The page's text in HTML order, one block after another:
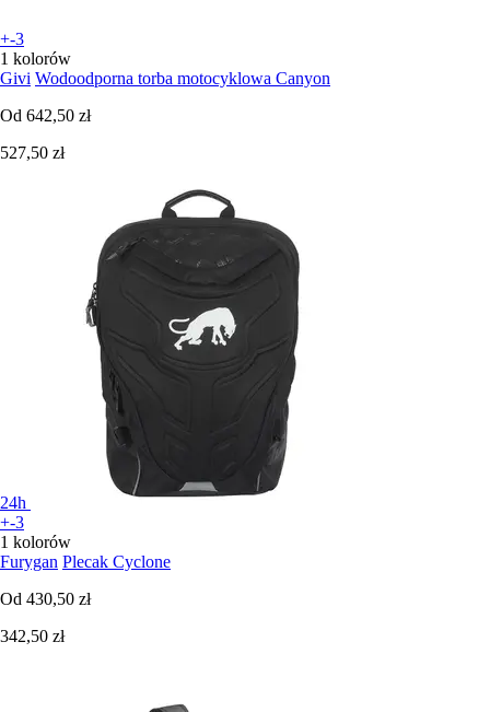
+-3
1 kolorów
Givi Wodoodporna torba motocyklowa Canyon
Od 642,50 zł
527,50 zł
24h
+-3
1 kolorów
Furygan Plecak Cyclone
Od 430,50 zł
342,50 zł